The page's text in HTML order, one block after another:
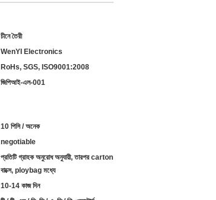
চীনে তৈরী
WenYI Electronics
RoHs, SGS, ISO9001:2008
জিপিআই-এল-001
10 পিসি / অনেক
negotiable
প্রতিটি গ্রাহক অনুরোধ অনুযায়ী, তারপর carton
বাক্সে, ploybag মধ্যে
10-14 কাজ দিন